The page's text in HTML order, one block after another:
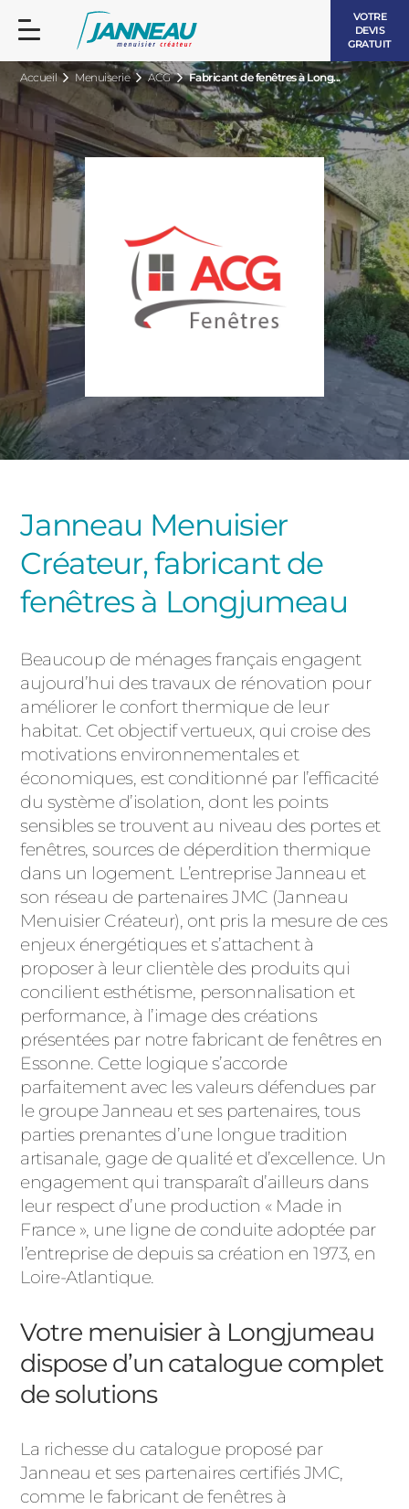
VOTRE
DEVIS
GRATUIT
Accueil Menuiserie ACG Fabricant de fenêtres à Long...
Janneau Menuisier
Créateur, fabricant de
fenêtres à Longjumeau
Beaucoup de ménages français engagent
aujourd’hui des travaux de rénovation pour
améliorer le confort thermique de leur
habitat. Cet objectif vertueux, qui croise des
motivations environnementales et
économiques, est conditionné par l’efficacité
du système d’isolation, dont les points
sensibles se trouvent au niveau des portes et
fenêtres, sources de déperdition thermique
dans un logement. L’entreprise Janneau et
son réseau de partenaires JMC (Janneau
Menuisier Créateur), ont pris la mesure de ces
enjeux énergétiques et s’attachent à
proposer à leur clientèle des produits qui
concilient esthétisme, personnalisation et
performance, à l’image des créations
présentées par notre fabricant de fenêtres en
Essonne. Cette logique s’accorde
parfaitement avec les valeurs défendues par
le groupe Janneau et ses partenaires, tous
parties prenantes d’une longue tradition
artisanale, gage de qualité et d’excellence. Un
engagement qui transparaît d’ailleurs dans
leur respect d’une production « Made in
France », une ligne de conduite adoptée par
l’entreprise de depuis sa création en 1973, en
Loire-Atlantique.
Votre menuisier à Longjumeau
dispose d’un catalogue complet
de solutions
La richesse du catalogue proposé par
Janneau et ses partenaires certifiés JMC,
comme le fabricant de fenêtres à
FENÊTRES ET PORTES-FENÊTRES
BOIS
ALUMINIUM
ACIER
BAIES VITRÉES
PORTES D’ENTRÉE
LES CONTEMPORAINES
LES INTEMPORELLES
PERGOLAS
PORTAILS ET PORTILLONS
CLÔTURES